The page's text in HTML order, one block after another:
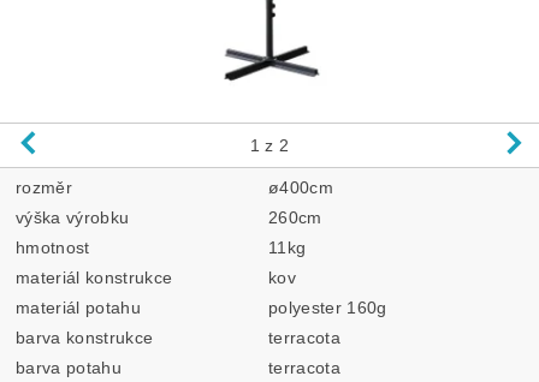
1 z 2
rozměr
ø400cm
výška výrobku
260cm
hmotnost
11kg
materiál konstrukce
kov
materiál potahu
polyester 160g
barva konstrukce
terracota
barva potahu
terracota